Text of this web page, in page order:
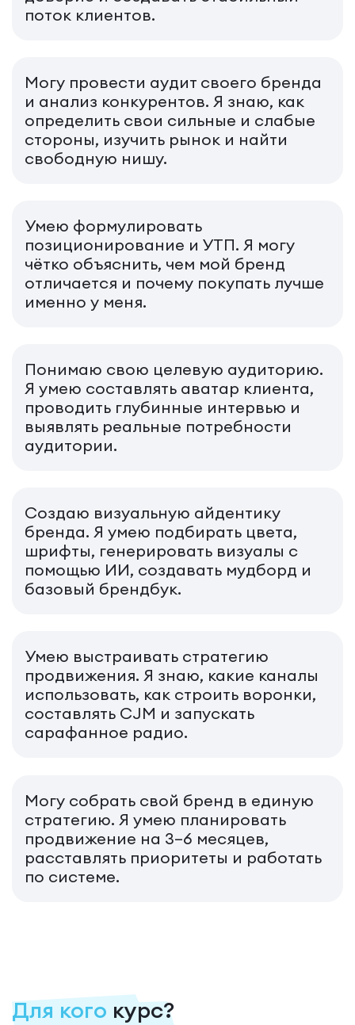
поток клиентов.
Могу провести аудит своего бренда
и анализ конкурентов. Я знаю, как
определить свои сильные и слабые
стороны, изучить рынок и найти
свободную нишу.
Умею формулировать
позиционирование и УТП. Я могу
чётко объяснить, чем мой бренд
отличается и почему покупать лучше
именно у меня.
Понимаю свою целевую аудиторию.
Я умею составлять аватар клиента,
проводить глубинные интервью и
выявлять реальные потребности
аудитории.
Создаю визуальную айдентику
бренда. Я умею подбирать цвета,
шрифты, генерировать визуалы с
помощью ИИ, создавать мудборд и
базовый брендбук.
Умею выстраивать стратегию
продвижения. Я знаю, какие каналы
использовать, как строить воронки,
составлять CJM и запускать
сарафанное радио.
Могу собрать свой бренд в единую
стратегию. Я умею планировать
продвижение на 3–6 месяцев,
расставлять приоритеты и работать
по системе.
Для кого курс?